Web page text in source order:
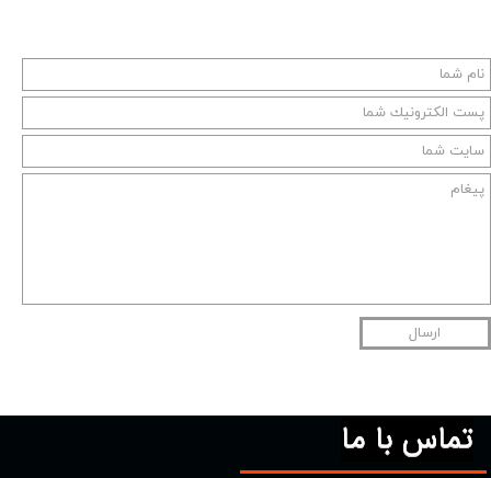
ارسال
تماس با ما